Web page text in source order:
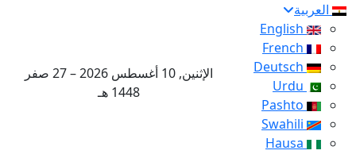
العربية
الإثنين, 10 أغسطس 2026 – 27 صفر
1448 هـ